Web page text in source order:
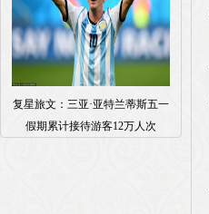
复星旅文：三亚·亚特兰蒂斯五一
假期累计接待游客12万人次